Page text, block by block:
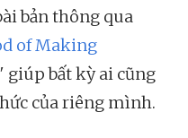
bản thông qua
of Making
giúp bất kỳ ai cũng
của riêng mình.